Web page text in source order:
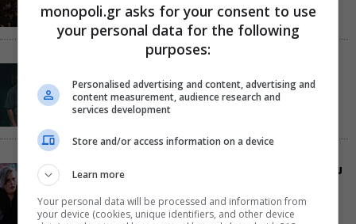
χρόνο στο Θέατρο Άβατον
Δικός σου, Φραντς: Η παράσταση του Αλέξανδρου
Εκκλησία
monopoli.gr asks for your consent to use
your personal data for the following
purposes:
Personalised advertising and content, advertising and
content measurement, audience research and
services development
Store and/or access information on a device
Learn more
Your personal data will be processed and information from
your device (cookies, unique identifiers, and other device